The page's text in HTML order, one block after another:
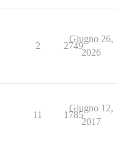
2 2749
Giugno 26,
2026
11 1785
Giugno 12,
2017